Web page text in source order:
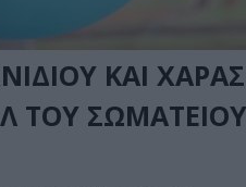
ΚΑΙ
ΤΟΥ